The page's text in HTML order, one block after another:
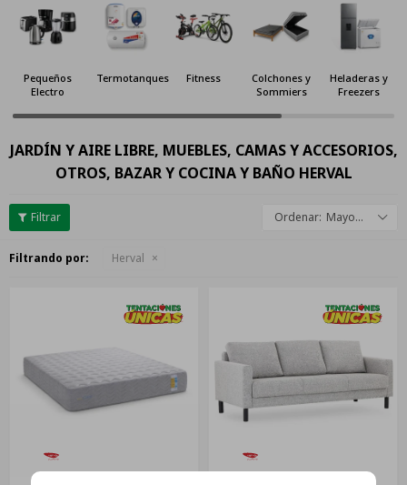
Pequeños
Electro
Termotanques Fitness
Colchones y
Sommiers
Heladeras y
Freezers
JARDÍN Y AIRE LIBRE, MUEBLES, CAMAS Y ACCESORIOS,
OTROS, BAZAR Y COCINA Y BAÑO HERVAL
Mayor descuento
Filtrando por: Herval